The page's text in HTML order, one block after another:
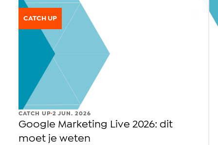
CATCH UP
CATCH UP.2 JUN. 2026
Google Marketing Live 2026: dit
moet je weten